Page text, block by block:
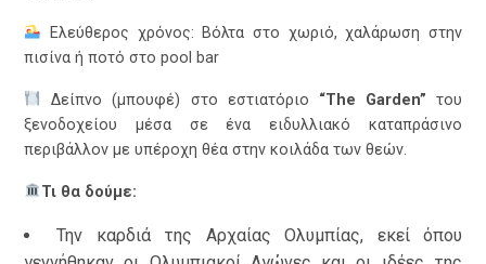
Ελεύθερος χρόνος: Βόλτα στο χωριό, χαλάρωση στην
πισίνα ή ποτό στο pool bar
Δείπνο (μπουφέ) στο εστιατόριο “The Garden” του
ξενοδοχείου μέσα σε ένα ειδυλλιακό καταπράσινο
περιβάλλον με υπέροχη θέα στην κοιλάδα των θεών.
Τι θα δούμε:
Την καρδιά της Αρχαίας Ολυμπίας, εκεί όπου